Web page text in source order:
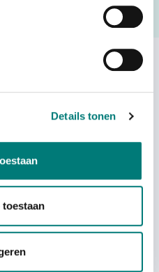
Details tonen
toestaan
UCH2